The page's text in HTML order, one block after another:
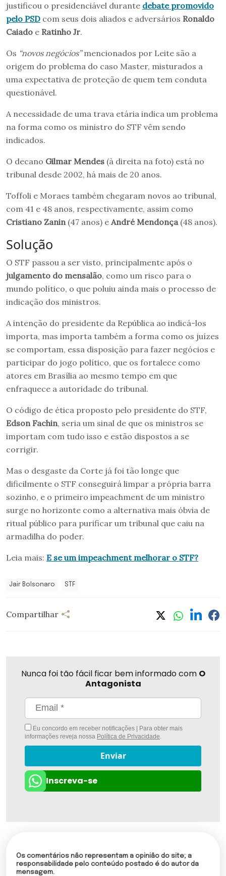
justificou o presidenciável durante debate promovido
pelo PSD com seus dois aliados e adversários Ronaldo
Caiado e Ratinho Jr.
Os “novos negócios”mencionados por Leite são a
origem do problema do caso Master, misturados a
uma expectativa de proteção de quem tem conduta
questionável.
A necessidade de uma trava etária indica um problema
na forma como os ministro do STF vêm sendo
indicados.
O decano Gilmar Mendes (à direita na foto) está no
tribunal desde 2002, há mais de 20 anos.
Toffoli e Moraes também chegaram novos ao tribunal,
com 41 e 48 anos, respectivamente, assim como
Cristiano Zanin (47 anos) e André Mendonça (48 anos).
Solução
O STF passou a ser visto, principalmente após o
julgamento do mensalão, como um risco para o
mundo político, o que poluiu ainda mais o processo de
indicação dos ministros.
A intenção do presidente da República ao indicá-los
importa, mas importa também a forma como os juízes
se comportam, essa disposição para fazer negócios e
participar do jogo político, que os fortalece como
atores em Brasília ao mesmo tempo em que
enfraquece a autoridade do tribunal.
O código de ética proposto pelo presidente do STF,
Edson Fachin, seria um sinal de que os ministros se
importam com tudo isso e estão dispostos a se
corrigir.
Mas o desgaste da Corte já foi tão longe que
dificilmente o STF conseguirá limpar a própria barra
sozinho, e o primeiro impeachment de um ministro
surge no horizonte como a alternativa mais óbvia de
ritual público para purificar um tribunal que caiu na
armadilha do poder.
Leia mais: E se um impeachment melhorar o STF?
Jair Bolsonaro STF
Compartilhar
Nunca foi tão fácil ficar bem informado com O
Antagonista
Eu concordo em receber notificações | Para obter mais
informações reveja nossa Política de Privacidade.
Enviar
Inscreva-se
Os comentários não representam a opinião do site; a
responsabilidade pelo conteúdo postado é do autor da
mensagem.